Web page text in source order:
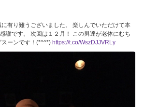
有り難うございました。 楽しんでいただけて本
謝です。 次回は１２月！ この男達が老体にむち
ーンです！(*^^*) https://t.co/WszDJJVRLy